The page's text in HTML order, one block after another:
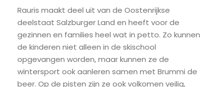
Rauris maakt deel uit van de Oostenrijkse
deelstaat Salzburger Land en heeft voor de
gezinnen en families heel wat in petto. Zo kunnen
de kinderen niet alleen in de skischool
opgevangen worden, maar kunnen ze de
wintersport ook aanleren samen met Brummi de
beer. Op de pisten zijn ze ook volkomen veilig,